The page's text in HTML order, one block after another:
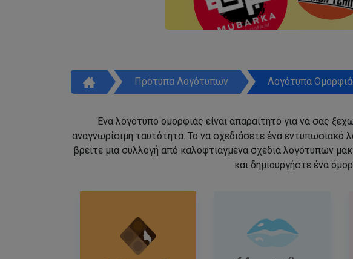
Πρότυπα Λογότυπων Λογότυπα
Ένα λογότυπο ομορφιάς είναι απαραίτητο για να σας
αναγνωρίσιμη ταυτότητα. Το να σχεδιάσετε ένα εντυπωσιακό
βρείτε μια συλλογή από καλοφτιαγμένα σχέδια λογότυπων
και δημιουργήστε ένα